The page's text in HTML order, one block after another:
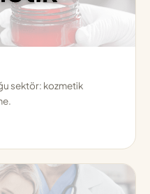
sektör: kozmetik